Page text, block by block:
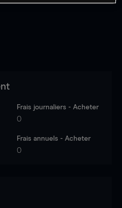
Frais journaliers - Acheter
0
Frais annuels - Acheter
0